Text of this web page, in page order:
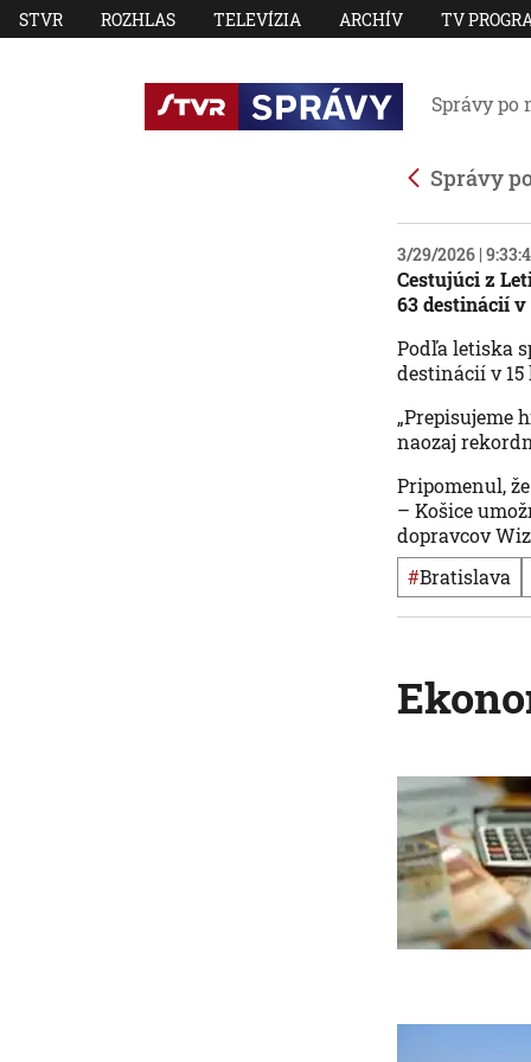
STVR ROZHLAS TELEVÍZIA ARCHÍV TV
Správy po
Správy
3/29/2026 |
Cestujúci z
63 destinácií
Podľa letiska
destinácií v
„Prepisujeme
naozaj
Pripomenul,
– Košice
dopravcov
# Bratislava